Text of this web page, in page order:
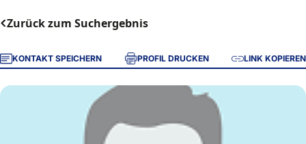
Zurück zum Suchergebnis
KONTAKT SPEICHERN PROFIL DRUCKEN LINK KOPIEREN